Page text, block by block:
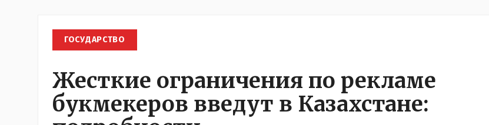
ГОСУДАРСТВО
Жесткие ограничения по рекламе
букмекеров введут в Казахстане: